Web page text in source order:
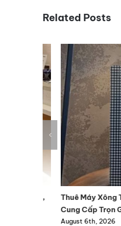
Related Posts
Thuê Máy Xông Tinh
Cung Cấp Trọn Gói
August 6th, 2026